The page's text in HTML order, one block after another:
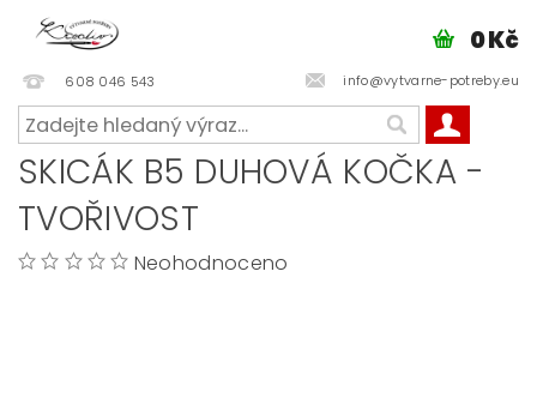
608 046 543 info@vytvarne-potreby.eu
0 Kč
SKICÁK B5 DUHOVÁ KOČKA -
TVOŘIVOST
Neohodnoceno